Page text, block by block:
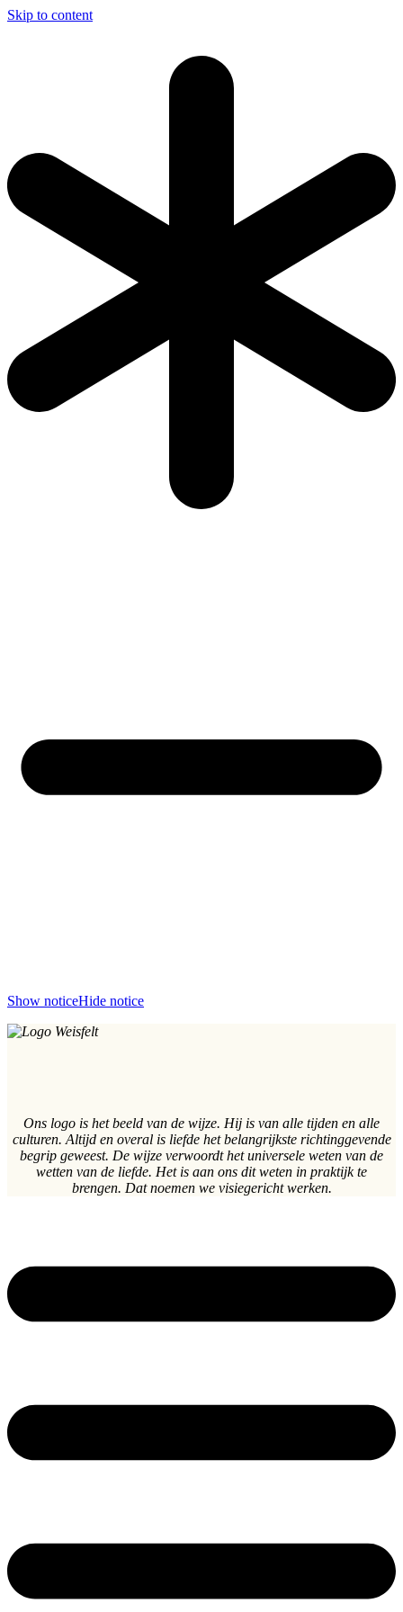
Skip to content
Show noticeHide notice
Ons logo is het beeld van de wijze. Hij is van alle tijden en alle
culturen. Altijd en overal is liefde het belangrijkste richtinggevende
begrip geweest. De wijze verwoordt het universele weten van de
wetten van de liefde. Het is aan ons dit weten in praktijk te
brengen. Dat noemen we visiegericht werken.